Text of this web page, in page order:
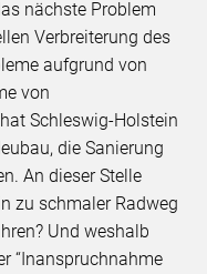
nächste Problem
Verbreiterung des
aufgrund von
von
Schleswig-Holstein
die Sanierung
An dieser Stelle
zu schmaler Radweg
Und weshalb
“Inanspruchnahme